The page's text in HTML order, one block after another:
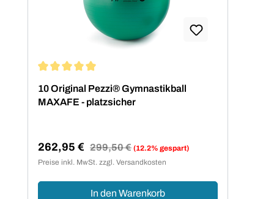
10 Original Pezzi® Gymnastikball
MAXAFE - platzsicher
Verkaufspreis:
262,95 € Regulärer Preis:
299,50 € (12.2% gespart)
Preise inkl. MwSt. zzgl. Versandkosten
In den Warenkorb